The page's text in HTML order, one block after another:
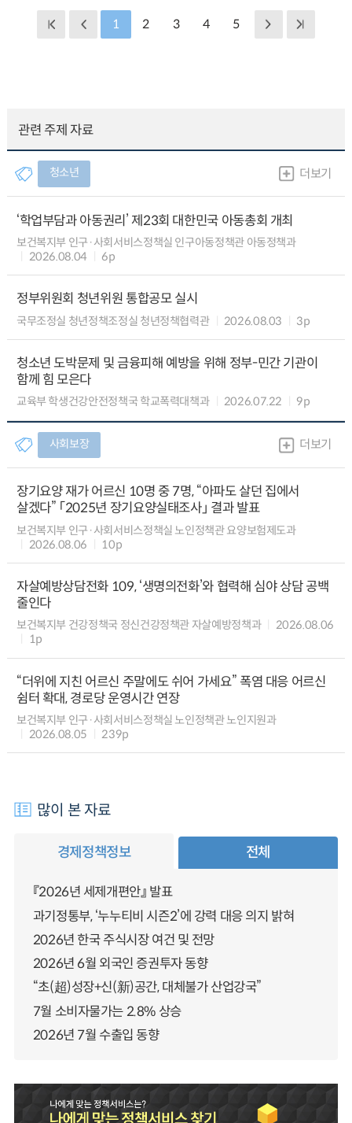
1 2 3 4 5
관련 주제 자료
청소년 더보기
‘학업부담과 아동권리’ 제23회 대한민국 아동총회 개최
보건복지부 인구·사회서비스정책실 인구아동정책관 아동정책과
2026.08.04
6p
정부위원회 청년위원 통합공모 실시
국무조정실 청년정책조정실 청년정책협력관 2026.08.03 3p
청소년 도박문제 및 금융피해 예방을 위해 정부-민간 기관이
함께 힘 모은다
교육부 학생건강안전정책국 학교폭력대책과 2026.07.22 9p
사회보장 더보기
장기요양 재가 어르신 10명 중 7명, “아파도 살던 집에서
살겠다” 「2025년 장기요양실태조사」 결과 발표
보건복지부 인구·사회서비스정책실 노인정책관 요양보험제도과
2026.08.06
10p
자살예방상담전화 109, ‘생명의전화’와 협력해 심야 상담 공백
줄인다
보건복지부 건강정책국 정신건강정책관 자살예방정책과
2026.08.06
1p
“더위에 지친 어르신 주말에도 쉬어 가세요” 폭염 대응 어르신
쉼터 확대, 경로당 운영시간 연장
보건복지부 인구·사회서비스정책실 노인정책관 노인지원과
2026.08.05
239p
많이 본 자료
경제정책정보 전체
『2026년 세제개편안』 발표
과기정통부, ‘누누티비 시즌2’에 강력 대응 의지 밝혀
2026년 한국 주식시장 여건 및 전망
2026년 6월 외국인 증권투자 동향
“초(超)성장+신(新)공간, 대체불가 산업강국”
7월 소비자물가는 2.8% 상승
2026년 7월 수출입 동향